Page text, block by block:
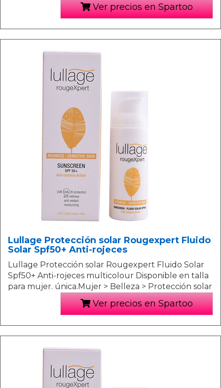
Ver precios en Spartoo
Lullage Protección solar Rougexpert Fluido
Solar Spf50+ Anti-rojeces
Lullage Protección solar Rougexpert Fluido Solar
Spf50+ Anti-rojeces multicolour Disponible en talla
para mujer. única.Mujer > Belleza > Protección solar
Ver precios en Spartoo